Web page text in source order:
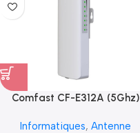
Comfast CF-E312A (5Ghz)
Informatiques, Antenne